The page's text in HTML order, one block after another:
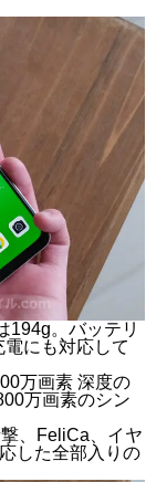
194g。バッテリ
にも対応して
万画素 深度の
万画素のシン
、FeliCa、イヤ
した全部入りの